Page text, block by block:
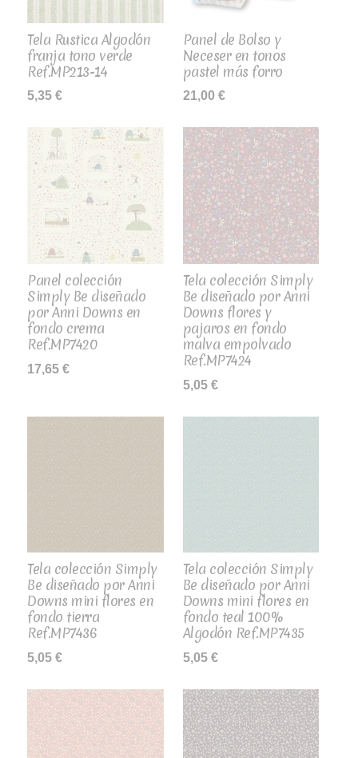
Tela Rustica Algodón
franja tono verde
Ref.MP213-14
5,35 €
Panel de Bolso y
Neceser en tonos
pastel más forro
21,00 €
Panel colección
Simply Be diseñado
por Anni Downs en
fondo crema
Ref.MP7420
17,65 €
Tela colección Simply
Be diseñado por Anni
Downs flores y
pajaros en fondo
malva empolvado
Ref.MP7424
5,05 €
Tela colección Simply
Be diseñado por Anni
Downs mini flores en
fondo tierra
Ref.MP7436
5,05 €
Tela colección Simply
Be diseñado por Anni
Downs mini flores en
fondo teal 100%
Algodón Ref.MP7435
5,05 €